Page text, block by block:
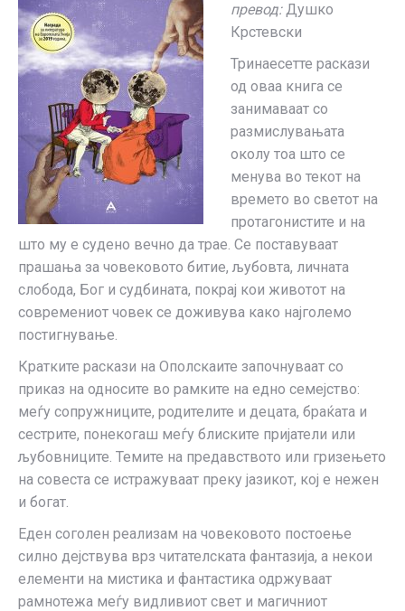
превод:Душко
Крстевски
Тринаесетте раскази
од оваа книга се
занимаваат со
размислувањата
околу тоа што се
менува во текот на
времето во светот на
протагонистите и на
што му е судено вечно да трае. Се поставуваат
прашања за човековото битие, љубовта, личната
слобода, Бог и судбината, покрај кои животот на
современиот човек се доживува како најголемо
постигнување.
Кратките раскази на Ополскаите започнуваат со
приказ на односите во рамките на едно семејство:
меѓу сопружниците, родителите и децата, браќата и
сестрите, понекогаш меѓу блиските пријатели или
љубовниците. Темите на предавството или гризењето
на совеста се истражуваат преку јазикот, кој е нежен
и богат.
Еден соголен реализам на човековото постоење
силно дејствува врз читателската фантазија, а некои
елементи на мистика и фантастика одржуваат
рамнотежа меѓу видливиот свет и магичниот